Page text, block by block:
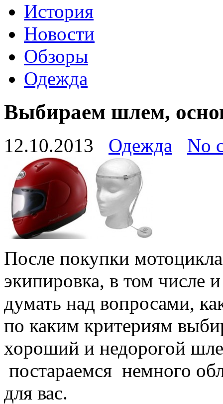
История
Новости
Обзоры
Одежда
Выбираем шлем,
12.10.2013 Одежда No
После покупки
экипировка, в том числе
думать над вопросами,
по каким критериям
хороший и недорогой
постараемся немного
для вас.